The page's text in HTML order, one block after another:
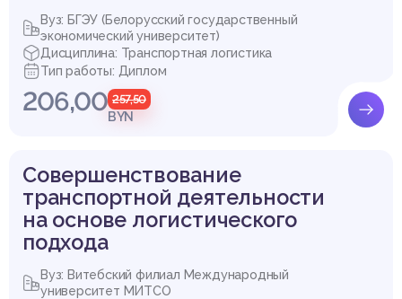
Вуз: БГЭУ (Белорусский государственный
экономический университет)
Дисциплина: Транспортная логистика
Тип работы: Диплом
206,00 257,50
BYN
Совершенствование
транспортной деятельности
на основе логистического
подхода
Вуз: Витебский филиал Международный
университет МИТСО